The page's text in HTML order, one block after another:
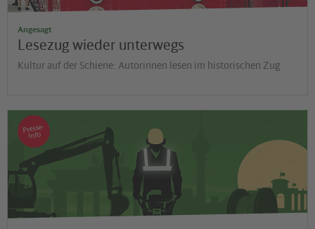
Angesagt
Lesezug wieder unterwegs
Kultur auf der Schiene: Autorinnen lesen im historischen Zug
Presse-
Info